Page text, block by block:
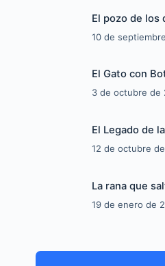
El pozo de los
10 de
El Gato con
3 de octubre de
El Legado de
12 de octubre
La rana que
19 de enero de